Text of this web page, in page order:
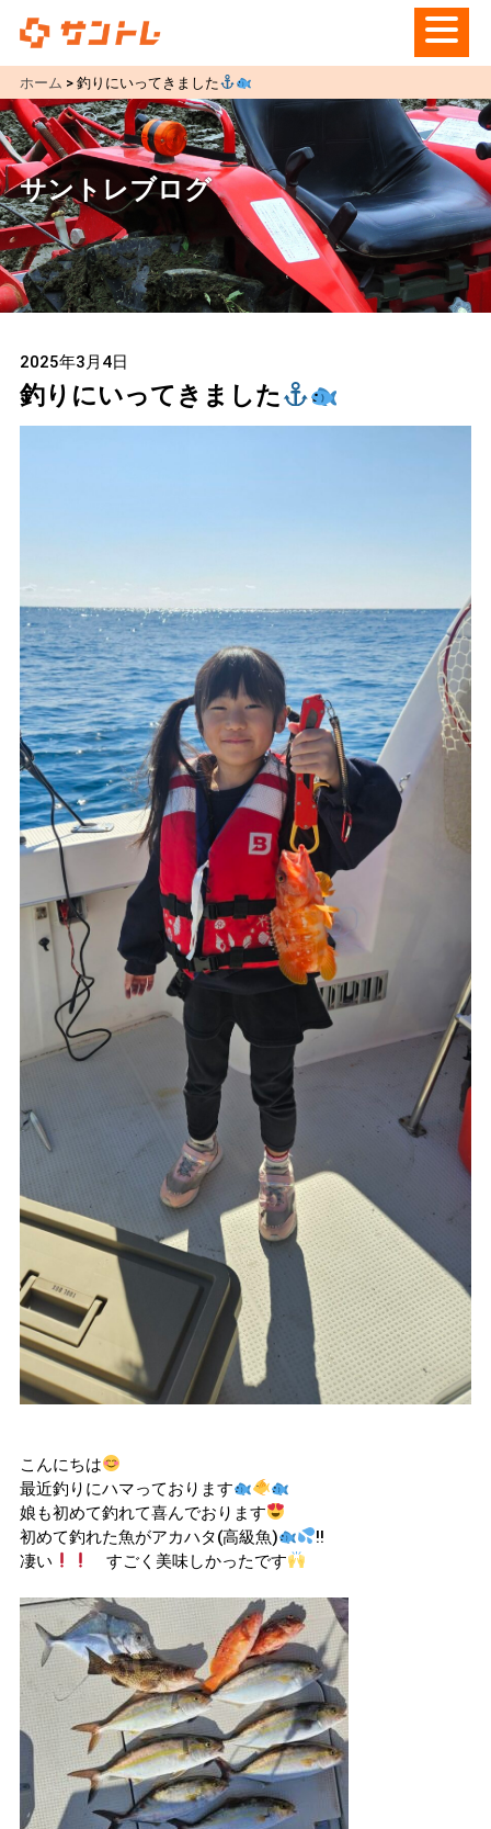
ホーム > 釣りにいってきました
サントレブログ
2025年3月4日
釣りにいってきました
こんにちは
最近釣りにハマっております
娘も初めて釣れて喜んでおります
初めて釣れた魚がアカハタ(高級魚)
‼
凄い
すごく美味しかったです